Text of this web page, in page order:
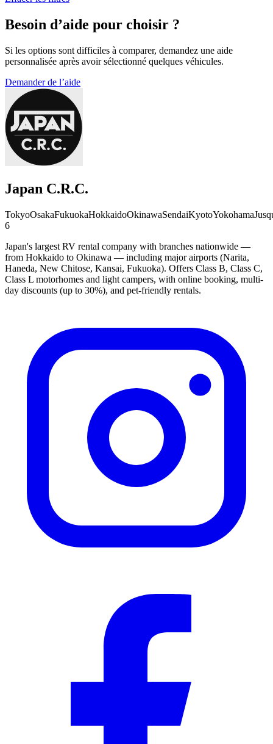
Besoin d’aide pour choisir ?
Si les options sont difficiles à comparer, demandez une aide
personnalisée après avoir sélectionné quelques véhicules.
Demander de l’aide
Japan C.R.C.
TokyoOsakaFukuokaHokkaidoOkinawaSendaiKyotoYokohama
6
Japan's largest RV rental company with branches nationwide —
from Hokkaido to Okinawa — including major airports (Narita,
Haneda, New Chitose, Kansai, Fukuoka). Offers Class B, Class C,
Class L motorhomes and light campers, with online booking, multi-
day discounts (up to 30%), and pet-friendly rentals.